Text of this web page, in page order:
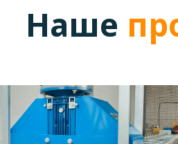
Наше